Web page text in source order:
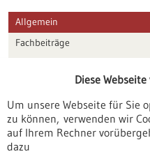
Allgemein
Fachbeiträge
Veranstaltungen
Erscheinungsdatum
Diese
Um unsere Webseite für Sie
zu können, verwenden wir
auf Ihrem Rechner
dazu